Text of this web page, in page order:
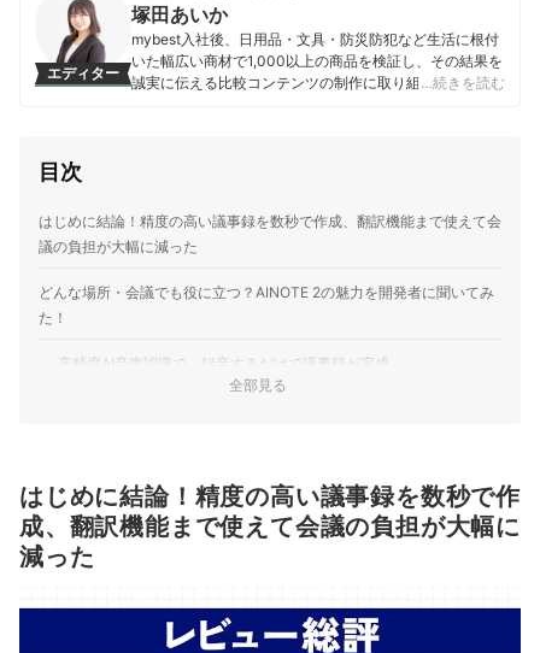
エディター
塚田あいか
mybest入社後、日用品・文具・防災防犯など生活に根付
いた幅広い商材で1,000以上の商品を検証し、その結果を
誠実に伝える比較コンテンツの制作に取り組んだ。現在
…続きを読む
目次
はじめに結論！精度の高い議事録を数秒で作成、翻訳機能まで使えて会
議の負担が大幅に減った
どんな場所・会議でも役に立つ？AINOTE 2の魅力を開発者に聞いてみ
た！
高精度AI音声認識で、録音するだけで議事録が完成
E-ink（電子ペーパー）採用で、目に優しくバッテリーは最長10日
（※）
精度はどのくらい？AINOTE 2を使って議事録にまとめてみた
AI議事録の生成結果がこちら！
全部見る
はじめに結論！精度の高い議事録を数秒で作
成、翻訳機能まで使えて会議の負担が大幅に
減った